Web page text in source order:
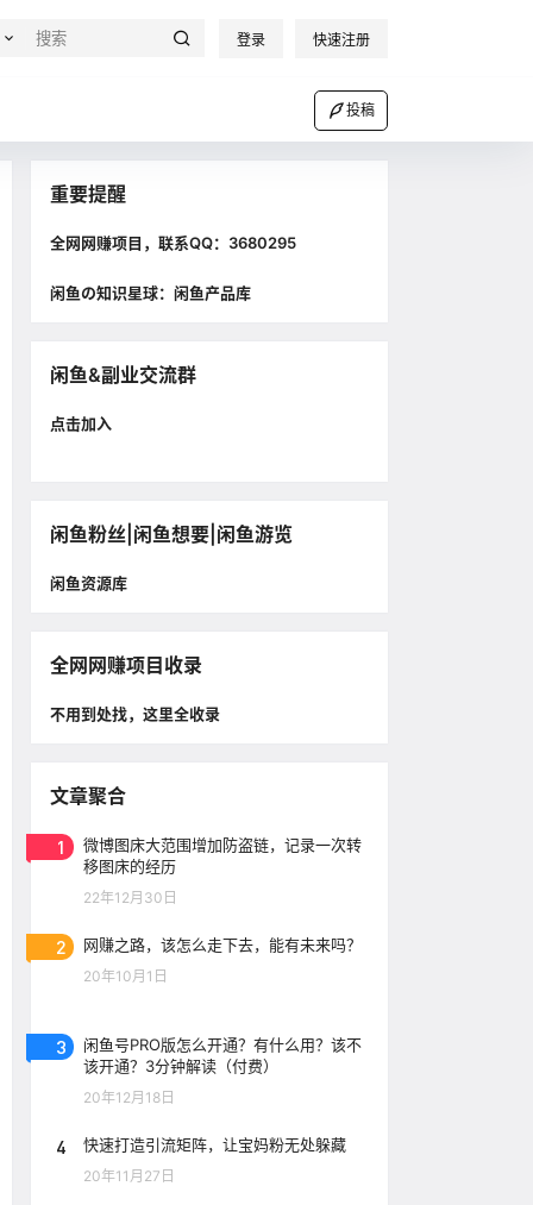
登录 快速注册
投稿
重要提醒
全网网赚项目，联系QQ：3680295
闲鱼の知识星球：闲鱼产品库
闲鱼&副业交流群
点击加入
闲鱼粉丝|闲鱼想要|闲鱼游览
闲鱼资源库
全网网赚项目收录
不用到处找，这里全收录
文章聚合
1
微博图床大范围增加防盗链，记录一次转
移图床的经历
22年12月30日
2 网赚之路，该怎么走下去，能有未来吗？
20年10月1日
3
闲鱼号PRO版怎么开通？有什么用？该不
该开通？3分钟解读（付费）
20年12月18日
4 快速打造引流矩阵，让宝妈粉无处躲藏
20年11月27日